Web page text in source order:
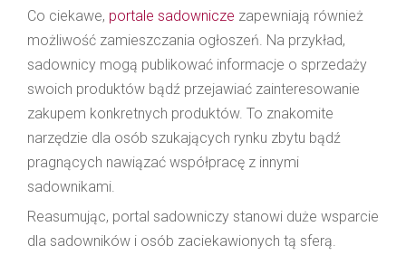
Co ciekawe, portale sadownicze zapewniają również
możliwość zamieszczania ogłoszeń. Na przykład,
sadownicy mogą publikować informacje o sprzedaży
swoich produktów bądź przejawiać zainteresowanie
zakupem konkretnych produktów. To znakomite
narzędzie dla osób szukających rynku zbytu bądź
pragnących nawiązać współpracę z innymi
sadownikami.
Reasumując, portal sadowniczy stanowi duże wsparcie
dla sadowników i osób zaciekawionych tą sferą.